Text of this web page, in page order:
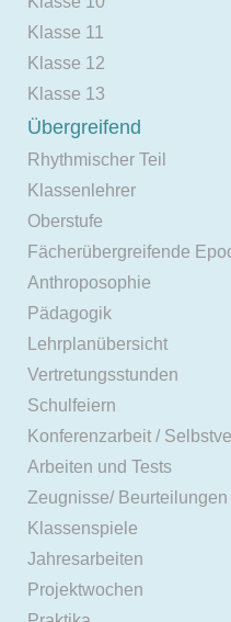
Klasse 11
Klasse 12
Klasse 13
Übergreifend
Rhythmischer Teil
Klassenlehrer
Oberstufe
Fächerübergreifende
Anthroposophie
Pädagogik
Lehrplanübersicht
Vertretungsstunden
Schulfeiern
Konferenzarbeit /
Arbeiten und Tests
Zeugnisse/ Beurteilungen
Klassenspiele
Jahresarbeiten
Projektwochen